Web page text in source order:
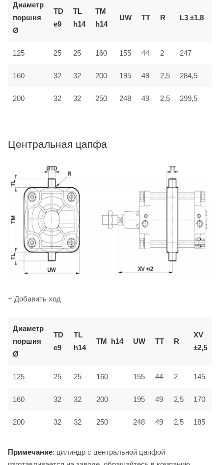
Диаметр
поршня
Ø
TD
e9
TL
h14
TM
h14
UW TT R L3 ±1,8
125 25 25 160 155 44 2 247
160 32 32 200 195 49 2,5 284,5
200 32 32 250 248 49 2,5 299,5
Центральная цапфа
+ Добавить ход
Диаметр
поршня
Ø
TD
e9
TL
h14
TM h14 UW TT R
XV
±2,5
125 25 25 160 155 44 2 145
160 32 32 200 195 49 2,5 170
200 32 32 250 248 49 2,5 185
Примечание: цилиндр с центральной цапфой